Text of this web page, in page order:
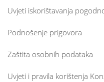
Uvjeti iskorištavanja
Podnošenje prigovora
Zaštita osobnih podataka
Uvjeti i pravila korištenja